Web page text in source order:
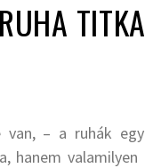
– a ruhák
hanem